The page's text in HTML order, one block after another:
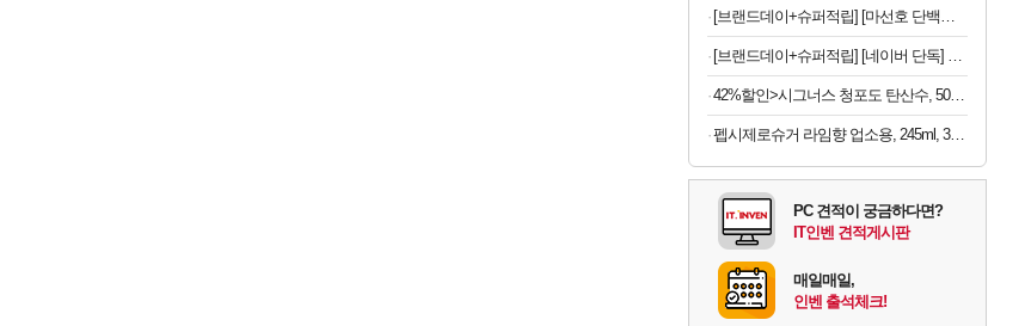
[브랜드데이+슈퍼적립] [마선호 단백질] 셀렉스 프로핏 Sports WPI 드링크 초콜릿, 330ml, 12개
[브랜드데이+슈퍼적립] [네이버 단독] 셀렉스 프로핏 버라이어티팩(총 8입)
42%할인>시그너스 청포도 탄산수, 500ml, 20개
펩시제로슈거 라임향 업소용, 245ml, 30개
PC 견적이 궁금하다면?
IT인벤 견적게시판
매일매일,
인벤 출석체크!